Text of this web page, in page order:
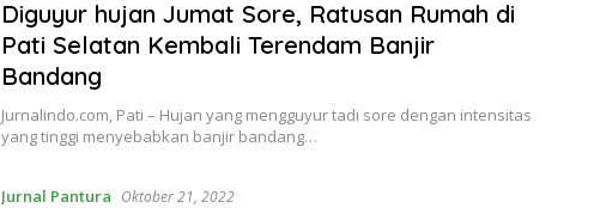
Diguyur hujan Jumat Sore, Ratusan Rumah di
Pati Selatan Kembali Terendam Banjir
Bandang
Jurnalindo.com, Pati – Hujan yang mengguyur tadi sore dengan intensitas
yang tinggi menyebabkan banjir bandang…
Jurnal Pantura Oktober 21, 2022